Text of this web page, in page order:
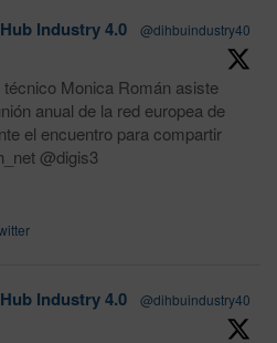
Industry 4.0
@dihbuindustry40
Monica Román asiste
anual de la red europea de
el encuentro para compartir
@digis3
Industry 4.0
@dihbuindustry40